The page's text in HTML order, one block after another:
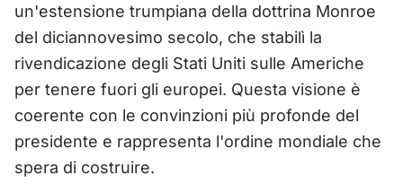
un'estensione trumpiana della dottrina Monroe
del diciannovesimo secolo, che stabilì la
rivendicazione degli Stati Uniti sulle Americhe
per tenere fuori gli europei. Questa visione è
coerente con le convinzioni più profonde del
presidente e rappresenta l'ordine mondiale che
spera di costruire.